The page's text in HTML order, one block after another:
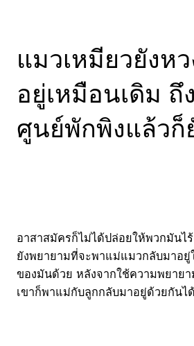
แมวเหมียวยังห
อยู่เหมือนเดิม ถึ
ศูนย์พักพิงแล้วก็
อาสาสมัครก็ไม่ได้ปล่อยให้พวกมันไ
ยังพยายามที่จะพาแม่แมวกลับมาอ
ของมันด้วย หลังจากใช้ความพยาย
เขาก็พาแม่กับลูกกลับมาอยู่ด้วยกันไ